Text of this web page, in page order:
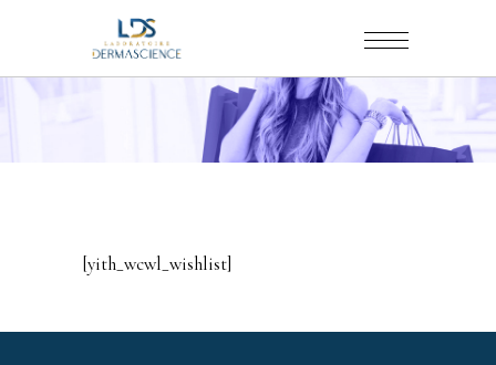
[yith_wcwl_wishlist]